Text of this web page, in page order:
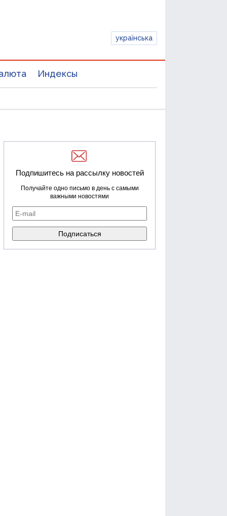
українська
Индексы
Подпишитесь на рассылку новостей
Получайте одно письмо в день с самыми
важными новостями